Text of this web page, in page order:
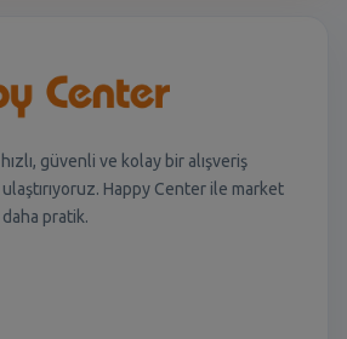
güvenli ve kolay bir alışveriş
Happy Center ile market
pratik.